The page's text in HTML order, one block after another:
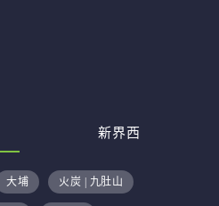
新界西
大埔 火炭 | 九肚山